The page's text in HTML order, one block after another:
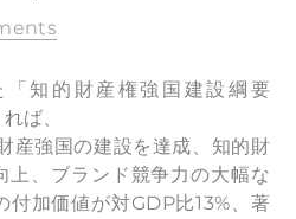
知的財産権強国建設綱要
ば、
産強国の建設を達成、知的財
上、ブランド競争力の大幅な
付加価値が対GDP比13%、著